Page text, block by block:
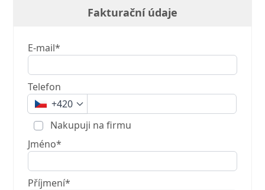
Fakturační údaje
E-mail*
Telefon
+420
Nakupuji na firmu
Jméno*
Příjmení*